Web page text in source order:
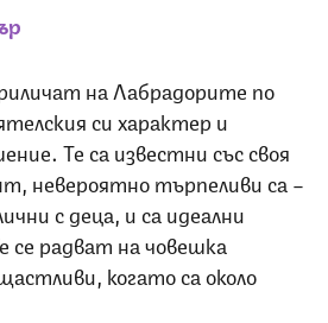
на Лабрадорите по
си характер и
Те са известни със своя
невероятно търпеливи са –
с деца, и са идеални
се радват на човешка
когато са около